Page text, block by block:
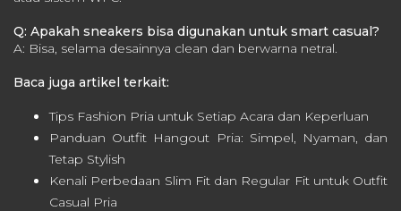
Q: Apakah sneakers bisa digunakan untuk smart casual?
A: Bisa, selama desainnya clean dan berwarna netral.
Baca juga artikel terkait:
Tips Fashion Pria untuk Setiap Acara dan Keperluan
Panduan Outfit Hangout Pria: Simpel, Nyaman, dan
Tetap Stylish
Kenali Perbedaan Slim Fit dan Regular Fit untuk Outfit
Casual Pria